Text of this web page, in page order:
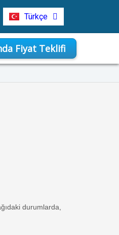
Türkçe
Indonesia
Fiyat Teklifi
durumlarda,